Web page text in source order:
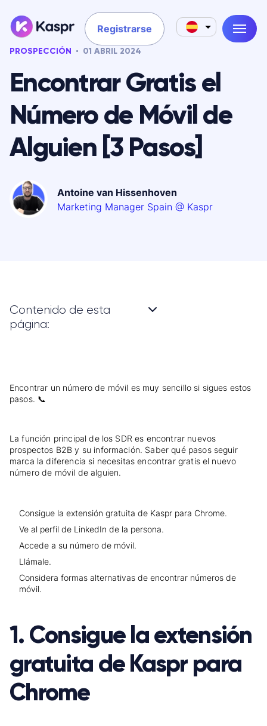
Registrarse
PROSPECCIÓN 01 ABRIL 2024
Encontrar Gratis el
Número de Móvil de
Alguien [3 Pasos]
Antoine van Hissenhoven
Marketing Manager Spain @ Kaspr
Contenido de esta
página:
Encontrar un número de móvil es muy sencillo si sigues estos
pasos. 📞
La función principal de los SDR es encontrar nuevos
prospectos B2B y su información. Saber qué pasos seguir
marca la diferencia si necesitas encontrar gratis el nuevo
número de móvil de alguien.
Consigue la extensión gratuita de Kaspr para Chrome.
Ve al perfil de LinkedIn de la persona.
Accede a su número de móvil.
Llámale.
Considera formas alternativas de encontrar números de
móvil.
1. Consigue la extensión
gratuita de Kaspr para
Chrome